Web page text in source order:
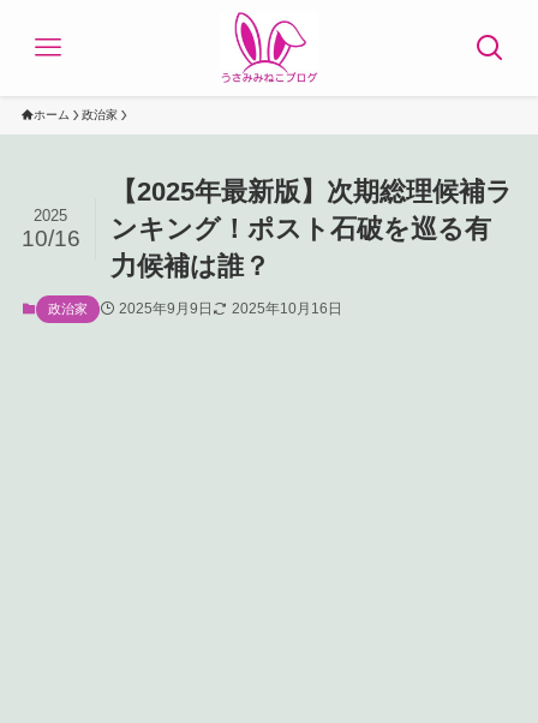
ホーム 政治家
【2025年最新版】次期総理候補ラ
ンキング！ポスト石破を巡る有
力候補は誰？
2025
10/16
政治家 2025年9月9日 2025年10月16日